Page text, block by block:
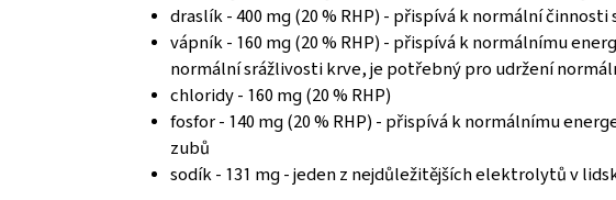
draslík - 400 mg (20 % RHP) - přispívá k normální
vápník - 160 mg (20 % RHP) - přispívá k normálnímu
normální srážlivosti krve, je potřebný pro udržení
chloridy - 160 mg (20 % RHP)
fosfor - 140 mg (20 % RHP) - přispívá k normálnímu
zubů
sodík - 131 mg - jeden z nejdůležitějších elektrolytů v